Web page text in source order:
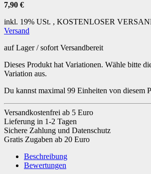
7,90 €
inkl. 19% USt. , KOSTENLOSER
Versand
auf Lager / sofort Versandbereit
Dieses Produkt hat Variationen. Wähle bitte
Variation aus.
Du kannst maximal 99 Einheiten von diesem
Versandkostenfrei ab 5 Euro
Lieferung in 1-2 Tagen
Sichere Zahlung und Datenschutz
Gratis Zugaben ab 20 Euro
Beschreibung
Bewertungen